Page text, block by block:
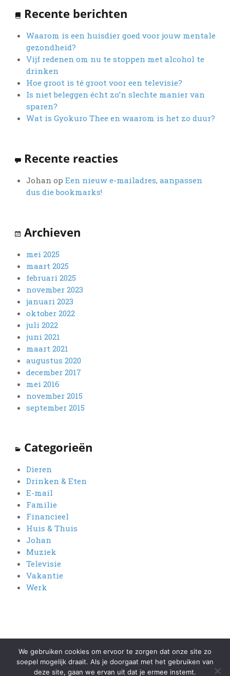
Recente berichten
Waarom is een huisdier goed voor jouw mentale
gezondheid?
Vijf redenen om nu te stoppen met alcohol te
drinken
Hoe groot is té groot voor een televisie?
Is niet beleggen écht zo’n slechte manier van
sparen?
Wat is Gyokuro Thee en waarom is het zo duur?
Recente reacties
Johan op Een nieuw e-mailadres, aanpassen
dus die bookmarks!
Archieven
mei 2025
maart 2025
februari 2025
november 2023
januari 2023
oktober 2022
juli 2022
juni 2021
maart 2021
augustus 2020
december 2017
mei 2016
november 2015
september 2015
Categorieën
Dieren
Drinken & Eten
E-mail
Familie
Financieel
Huis & Thuis
Johan
Muziek
Televisie
Vakantie
Werk
Proudly powered by WordPress|Theme: Kent byPro Theme Design.
We gebruiken cookies om ervoor te zorgen dat onze site zo
soepel mogelijk draait. Als je doorgaat met het gebruiken van
deze site, gaan we ervan uit dat je ermee instemt.